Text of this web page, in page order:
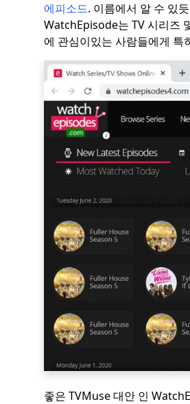
에피소드. 이름에서 알 수 있
WatchEpisode는 TV 시리즈
에 관심이있는 사람들에게 특
좋은 TVMuse 대안 인